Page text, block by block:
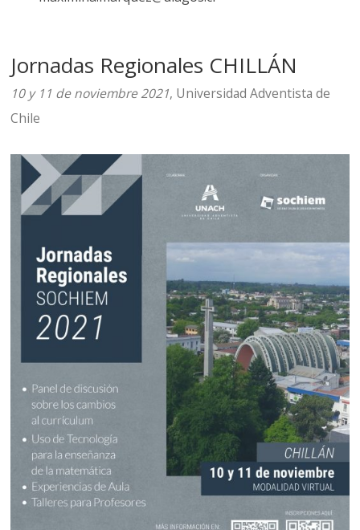
Jornadas Regionales CHILLÁN
10 y 11 de noviembre 2021, Universidad Adventista de
Chile